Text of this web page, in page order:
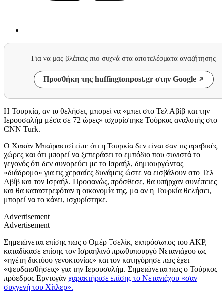
Για να μας βλέπεις πιο συχνά στα αποτελέσματα αναζήτησης
Προσθήκη της huffingtonpost.gr στην Google
Η Τουρκία, αν το θελήσει, μπορεί να «μπει στο Τελ Αβίβ και την
Ιερουσαλήμ μέσα σε 72 ώρες» ισχυρίστηκε Τούρκος αναλυτής στο
CNN Turk.
Ο Χακάν Μπαϊρακτσί είπε ότι η Τουρκία δεν είναι σαν τις αραβικές
χώρες και ότι μπορεί να ξεπεράσει το εμπόδιο που συνιστά το
γεγονός ότι δεν συνορεύει με το Ισραήλ, δημιουργώντας
«διάδρομο» για τις χερσαίες δυνάμεις ώστε να εισβάλουν στο Τελ
Αβίβ και τον Ισραήλ. Προφανώς, πρόσθεσε, θα υπήρχαν συνέπειες
και θα καταστρεφόταν η οικονομία της, μα αν η Τουρκία θελήσει,
μπορεί να το κάνει, ισχυρίστηκε.
Advertisement
Advertisement
Σημειώνεται επίσης πως ο Ομέρ Τσελίκ, εκπρόσωπος του ΑΚΡ,
καταδίκασε επίσης τον Ισραηλινό πρωθυπουργό Νετανιάχου ως
«ηγέτη δικτύου γενοκτονίας» και τον κατηγόρησε πως έχει
«ψευδαισθήσεις» για την Ιερουσαλήμ. Σημειώνεται πως ο Τούρκος
πρόεδρος Ερντογάν χαρακτήρισε επίσης το Νετανιάχου «σαν
συγγενή του Χίτλερ».